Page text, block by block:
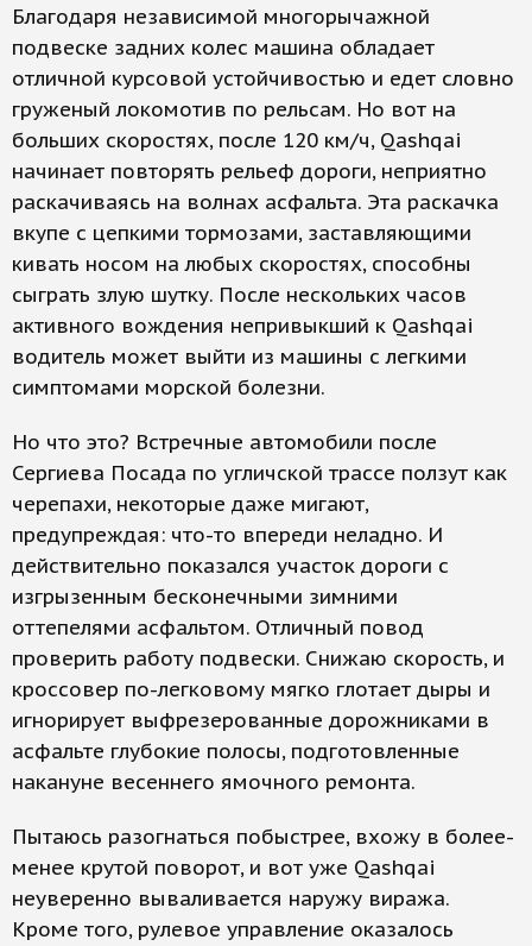
Благодаря независимой многорычажной
подвеске задних колес машина обладает
отличной курсовой устойчивостью и едет словно
груженый локомотив по рельсам. Но вот на
больших скоростях, после 120 км/ч, Qashqai
начинает повторять рельеф дороги, неприятно
раскачиваясь на волнах асфальта. Эта раскачка
вкупе с цепкими тормозами, заставляющими
кивать носом на любых скоростях, способны
сыграть злую шутку. После нескольких часов
активного вождения непривыкший к Qashqai
водитель может выйти из машины с легкими
симптомами морской болезни.
Но что это? Встречные автомобили после
Сергиева Посада по угличской трассе ползут как
черепахи, некоторые даже мигают,
предупреждая: что-то впереди неладно. И
действительно показался участок дороги с
изгрызенным бесконечными зимними
оттепелями асфальтом. Отличный повод
проверить работу подвески. Снижаю скорость, и
кроссовер по-легковому мягко глотает дыры и
игнорирует выфрезерованные дорожниками в
асфальте глубокие полосы, подготовленные
накануне весеннего ямочного ремонта.
Пытаюсь разогнаться побыстрее, вхожу в более-
менее крутой поворот, и вот уже Qashqai
неуверенно вываливается наружу виража.
Кроме того, рулевое управление оказалось